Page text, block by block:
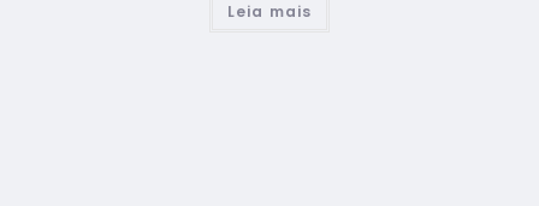
Leia mais